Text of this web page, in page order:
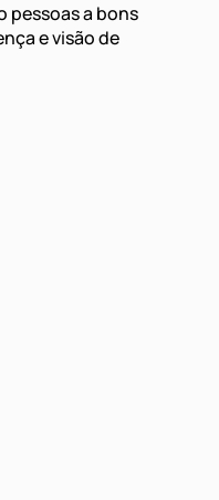
pessoas a bons
e visão de